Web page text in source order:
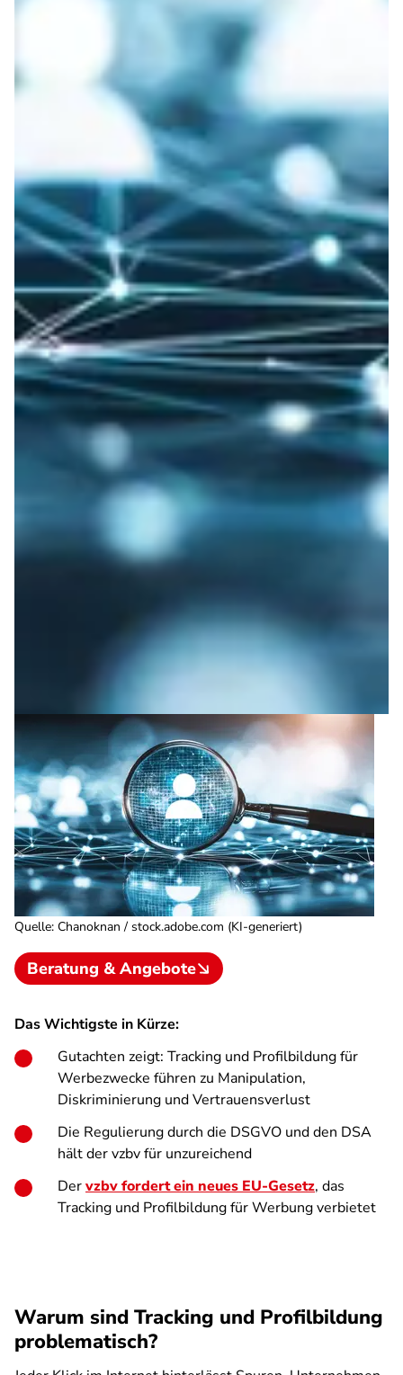
Quelle: Chanoknan / stock.adobe.com (KI-generiert)
Beratung & Angebote
Das Wichtigste in Kürze:
Gutachten zeigt: Tracking und Profilbildung für
Werbezwecke führen zu Manipulation,
Diskriminierung und Vertrauensverlust
Die Regulierung durch die DSGVO und den DSA
hält der vzbv für unzureichend
Dervzbv fordert ein neues EU-Gesetz, das
Tracking und Profilbildung für Werbung verbietet
Warum sind Tracking und Profilbildung
problematisch?